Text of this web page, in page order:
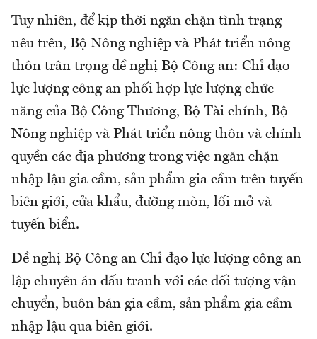
Tuy nhiên, để kịp thời ngăn chặn tình trạng
nêu trên, Bộ Nông nghiệp và Phát triển nông
thôn trân trọng đề nghị Bộ Công an: Chỉ đạo
lực lượng công an phối hợp lực lượng chức
năng của Bộ Công Thương, Bộ Tài chính, Bộ
Nông nghiệp và Phát triển nông thôn và chính
quyền các địa phương trong việc ngăn chặn
nhập lậu gia cầm, sản phẩm gia cầm trên tuyến
biên giới, cửa khẩu, đường mòn, lối mở và
tuyến biển.
Đề nghị Bộ Công an Chỉ đạo lực lượng công an
lập chuyên án đấu tranh với các đối tượng vận
chuyển, buôn bán gia cầm, sản phẩm gia cầm
nhập lậu qua biên giới.